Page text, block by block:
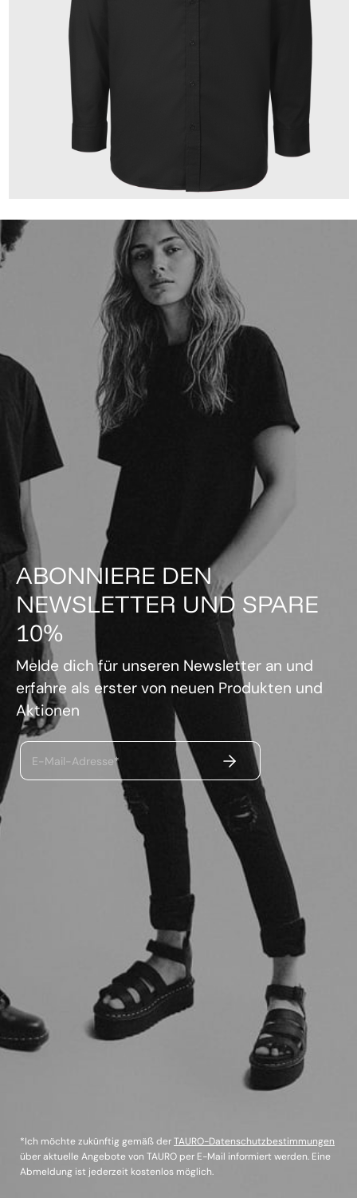
ABONNIERE DEN
NEWSLETTER UND SPARE
10%
Melde dich für unseren Newsletter an und
erfahre als erster von neuen Produkten und
Aktionen
E-Mail-Adresse* ABSENDEN
*Ich möchte zukünftig gemäß derTAURO-Datenschutzbestimmungen
über aktuelle Angebote von TAURO per E-Mail informiert werden. Eine
Abmeldung ist jederzeit kostenlos möglich.